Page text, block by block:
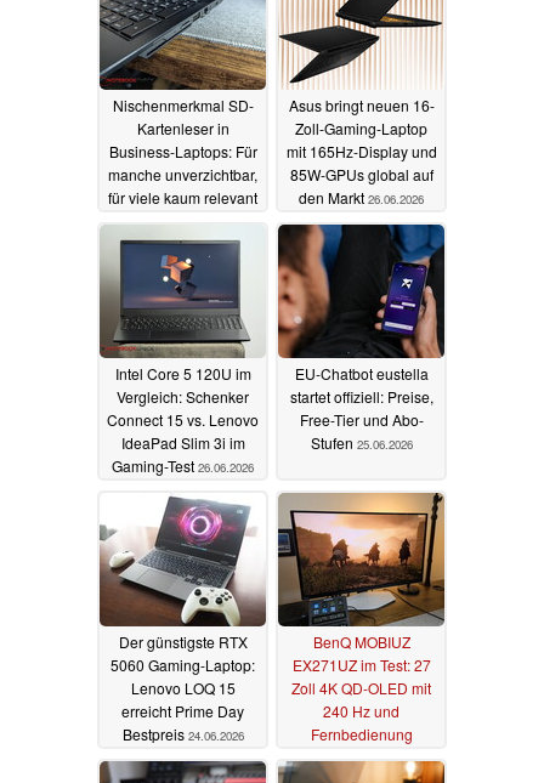
Nischenmerkmal SD-
Kartenleser in
Business-Laptops: Für
manche unverzichtbar,
für viele kaum relevant
13.07.2026
Asus bringt neuen 16-
Zoll-Gaming-Laptop
mit 165Hz-Display und
85W-GPUs global auf
den Markt 26.06.2026
Intel Core 5 120U im
Vergleich: Schenker
Connect 15 vs. Lenovo
IdeaPad Slim 3i im
Gaming-Test 26.06.2026
EU-Chatbot eustella
startet offiziell: Preise,
Free-Tier und Abo-
Stufen 25.06.2026
Der günstigste RTX
5060 Gaming-Laptop:
Lenovo LOQ 15
erreicht Prime Day
Bestpreis 24.06.2026
BenQ MOBIUZ
EX271UZ im Test: 27
Zoll 4K QD-OLED mit
240 Hz und
Fernbedienung
19.06.2026